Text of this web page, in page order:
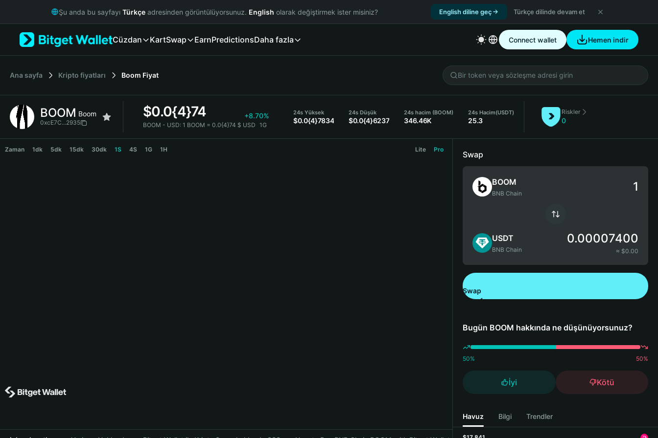
Русский
Italiano
简体中文
繁體中文
Bahasa Indonesia
Şu anda bu sayfayı Türkçe adresinden görüntülüyorsunuz. English olarak değiştirmek ister misiniz? English diline geç Türkçe dilinde devam et
Cüzdan KartSwap EarnPredictionsDaha fazla Connect wallet Hemen indir
Ana sayfa Kripto fiyatları Boom Fiyat
BOOM Boom
0xcE7C...2935
$0.0{4}74 +8.70%
BOOM - USD: 1 BOOM = 0.0{4}74 $ USD 1G
24s Yüksek
$0.0{4}7834
24s Düşük
$0.0{4}6237
24s hacim (BOOM)
346.46K
24s Hacim(USDT)
25.3
Riskler
0
Zaman 1dk 5dk 15dk 30dk 1S 4S 1G 1H Lite Pro
Swap
BOOM
BNB Chain
USDT
BNB Chain
0.00007400
≈ $0.00
Swap
Bugün BOOM hakkında ne düşünüyorsunuz?
50% 50%
İyi Kötü
Havuz Bilgi Trendler